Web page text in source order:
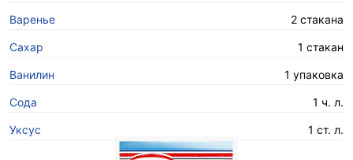
Варенье 2 стакана
Сахар 1 стакан
Ванилин 1 упаковка
Сода 1 ч. л.
Уксус 1 ст. л.